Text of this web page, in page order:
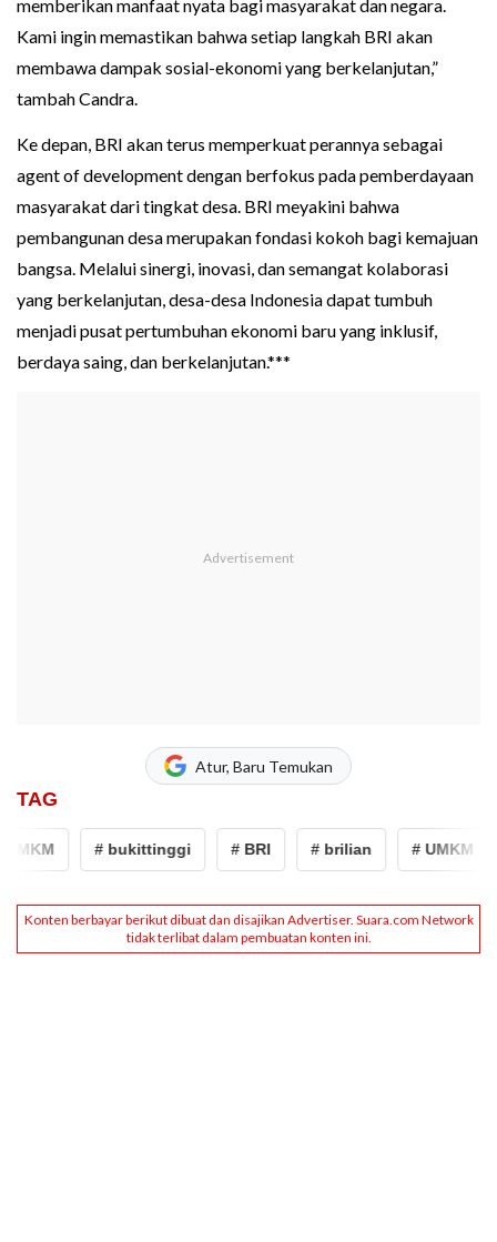
memberikan manfaat nyata bagi masyarakat dan negara.
Kami ingin memastikan bahwa setiap langkah BRI akan
membawa dampak sosial-ekonomi yang berkelanjutan,”
tambah Candra.
Ke depan, BRI akan terus memperkuat perannya sebagai
agent of development dengan berfokus pada pemberdayaan
masyarakat dari tingkat desa. BRI meyakini bahwa
pembangunan desa merupakan fondasi kokoh bagi kemajuan
bangsa. Melalui sinergi, inovasi, dan semangat kolaborasi
yang berkelanjutan, desa-desa Indonesia dapat tumbuh
menjadi pusat pertumbuhan ekonomi baru yang inklusif,
berdaya saing, dan berkelanjutan.***
Atur, Baru Temukan
TAG
# bukittinggi # BRI # brilian # UMKM